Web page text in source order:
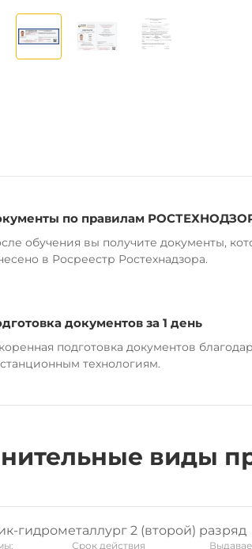
по правилам
обучения вы получите документы,
в Росреестр Ростехнадзора.
документов за 1 день
подготовка документов
технологиям.
виды
гидрометаллург 2 (второй) разряд
Срок действия